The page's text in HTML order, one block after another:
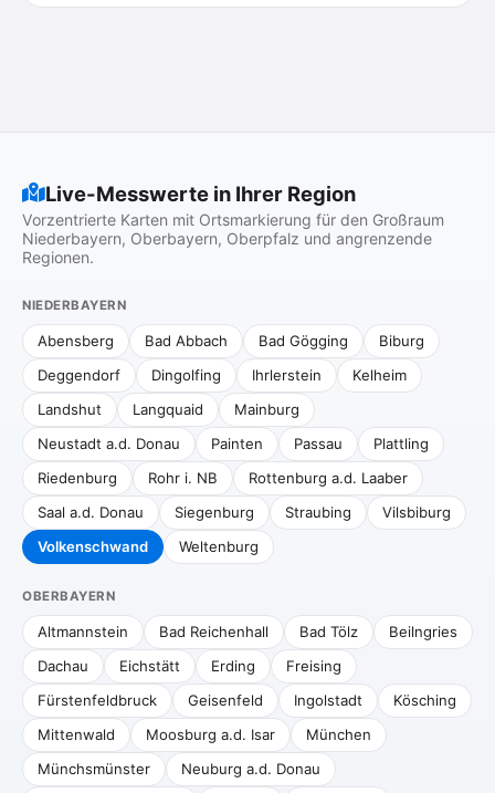
Live-Messwerte in Ihrer Region
Vorzentrierte Karten mit Ortsmarkierung für den Großraum
Niederbayern, Oberbayern, Oberpfalz und angrenzende
Regionen.
NIEDERBAYERN
Abensberg Bad Abbach Bad Gögging
Biburg
Deggendorf
Dingolfing Ihrlerstein
Kelheim
Landshut
Langquaid
Mainburg
Neustadt a.d. Donau
Painten Passau
Plattling
Riedenburg
Rohr i. NB
Rottenburg a.d. Laaber
Saal a.d. Donau
Siegenburg Straubing
Vilsbiburg
Volkenschwand
Weltenburg
OBERBAYERN
Altmannstein Bad Reichenhall Bad Tölz
Beilngries
Dachau
Eichstätt Erding
Freising
Fürstenfeldbruck
Geisenfeld Ingolstadt
Kösching
Mittenwald
Moosburg a.d. Isar
München
Münchsmünster
Neuburg a.d. Donau